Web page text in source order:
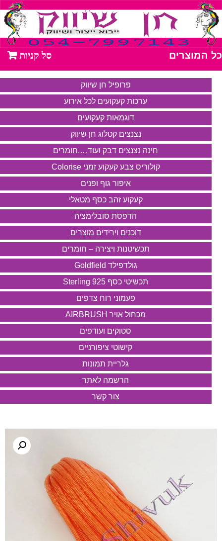
כל המוצרים
פרופיל חן שיווק
ערכות קעקועים לכל אירוע
דוגמאות קעקועים
נצנצים קטלוג חן שיווק
חינה נצנצים דבק ועוד….חומרים
קולוריס צבע קעקוע זמני Colorise
איפור גוף ופנים
קעקוע זהב כסף מטאלי
הדפסת סובלימציה
דוכנים וירידים מוצרים
תכשיטנות ויצירה – חומרים
גולדפילד Goldfield
תכשיטי כסף 925 Sterling
פעמוני רוח צדפים
מכחול אויר AIRBRUSH
סטוקים ועודפים
קישוטי ציפורניים
גלריית תמונות
הרשמה לאתר
צור קשר